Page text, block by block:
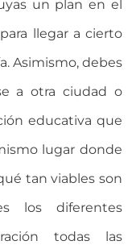
un plan en el
llegar a cierto
Asimismo, debes
a otra ciudad o
educativa que
lugar donde
tan viables son
los diferentes
todas las